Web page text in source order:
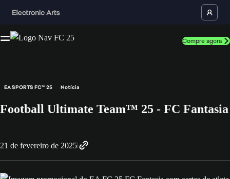
Compre agora
EA SPORTS FC™ 25 Notícia
Football Ultimate Team™ 25 - FC Fantasia
21 de fevereiro de 2025